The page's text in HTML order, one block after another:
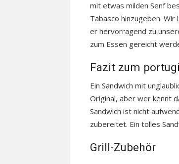
mit etwas milden Senf
Tabasco hinzugeben.
er hervorragend zu
zum Essen gereicht
Fazit zum
Ein Sandwich mit
Original, aber wer kennt
Sandwich ist nicht
zubereitet. Ein tolles
Grill-Zubehör